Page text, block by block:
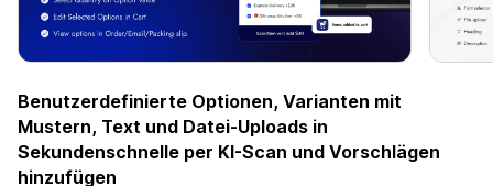
Benutzerdefinierte Optionen, Varianten mit
Mustern, Text und Datei-Uploads in
Sekundenschnelle per KI-Scan und Vorschlägen
hinzufügen